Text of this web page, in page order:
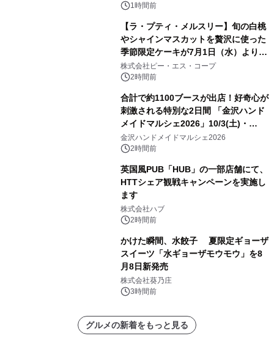
1時間前
【ラ・プティ・メルスリー】旬の白桃
やシャインマスカットを贅沢に使った
季節限定ケーキが7月1日（水）より順
次登場！
株式会社ピー・エス・コープ
2時間前
合計で約1100ブースが出店！好奇心が
刺激される特別な2日間 「金沢ハンド
メイドマルシェ2026」10/3(土)・
10/4(日)開催
金沢ハンドメイドマルシェ2026
2時間前
英国風PUB「HUB」の一部店舗にて、
HTTシェア観戦キャンペーンを実施し
ます
株式会社ハブ
2時間前
かけた瞬間、水餃子 夏限定ギョーザ
スイーツ「水ギョーザモウモウ」を8
月8日新発売
株式会社葵乃庄
3時間前
グルメの新着をもっと見る